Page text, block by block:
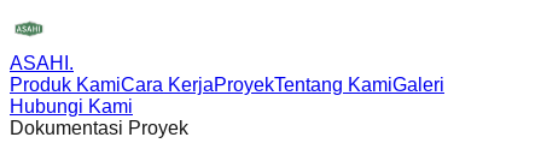
ASAHI .
Produk KamiCara KerjaProyekTentang KamiGaleri
Hubungi Kami
Dokumentasi Proyek